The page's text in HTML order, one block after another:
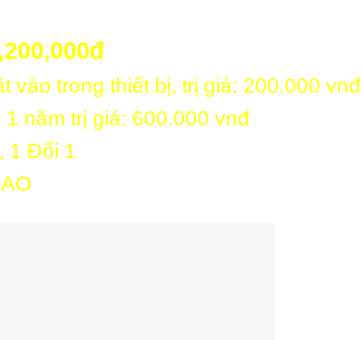
vào trong thiết bị, trị giá: 200.000 vnđ
năm trị giá: 600.000 vnđ
1 Đổi 1